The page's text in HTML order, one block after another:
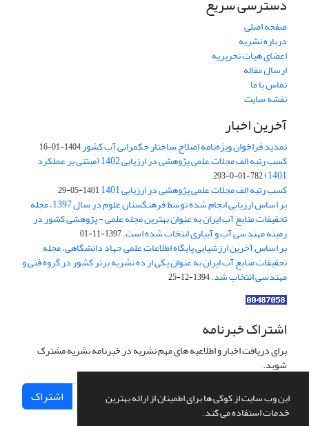
این وب سایت از کوکی ها برای اطمینان از ارائه بهترین
خدمات استفاده می کند.
دسترسی سریع
صفحه اصلی
درباره نشریه
اعضای هیات تحریریه
ارسال مقاله
تماس با ما
نقشه سایت
آخرین اخبار
تمدید فراخوان ویژه‌نامه اصلاح ساختار حکمرانی آب کشور1404-01-16
کسب رتبه الف مجلات علمی پژوهشی در ارزیابی 1402 (مبتنی بر عملکرد
1401)
782-01-0-293
کسب رتبه الف مجلات علمی پژوهشی در ارزیابی 1401 1401-05-29
بر اساس ارزیابی انجام شده توسط فرهنگستان علوم در سال 1397، مجله
تحقیقات منابع آب ایران به عنوان بهترین مجله علمی - پژوهشی کشور در
زمینه مهندسی آب و آبیاری انتخاب شده است.1397-11-01
بر اساس آخرین ارزشیابی پایگاه اطلاعات علمی جهاد دانشگاهی، مجله
تحقیقات منابع آب ایران به عنوان یکی از ده نشریه برتر کشور در گروه فنی و
مهندسی انتخاب شد.1394-12-25
اشتراک خبرنامه
برای دریافت اخبار و اطلاعیه های مهم نشریه در خبرنامه نشریه مشترک
شوید.
اشتراک